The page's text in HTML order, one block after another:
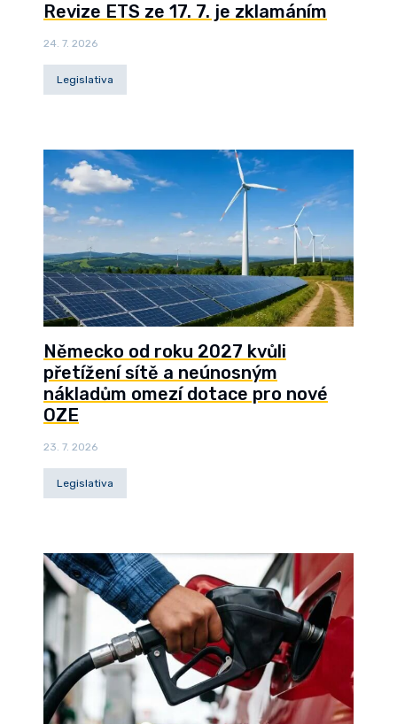
Revize ETS ze 17. 7. je zklamáním
24. 7. 2026
Legislativa
Německo od roku 2027 kvůli
přetížení sítě a neúnosným
nákladům omezí dotace pro nové
OZE
23. 7. 2026
Legislativa